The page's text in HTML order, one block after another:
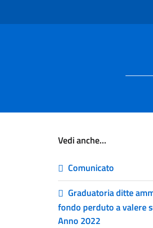
Vedi anche…
Comunicato
Graduatoria ditte
fondo perduto a valere
Anno 2022